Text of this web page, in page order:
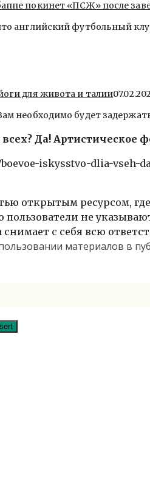
покинет «ПСЖ» после
английский футбольный
для живота и талии
необходимо будет
всех? Да! Артистическое
iskysstvo-dlia-vseh-
открытым ресурсом,
пользователи не
с себя всю
материалов в